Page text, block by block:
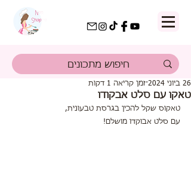
טאקו עם סלט אבקודו
26 ביוני 2024 זמן קריאה 1 דקות
טאקוס שקל להכין בגרסת טבעונית,
עם סלט אבוקדו מושלם!